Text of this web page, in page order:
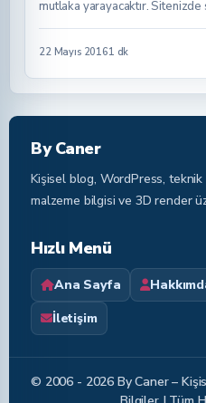
mutlaka yarayacaktır. Sitenizde
22 Mayıs 20161 dk
By Caner
Kişisel blog, WordPress, teknik
malzeme bilgisi ve 3D render
Hızlı Menü
Ana Sayfa
İletişim
© 2006 - 2026 By Caner –